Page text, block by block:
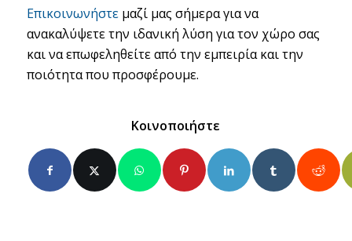
Επικοινωνήστεμαζί μας σήμερα για να
ανακαλύψετε την ιδανική λύση για τον χώρο σας
και να επωφεληθείτε από την εμπειρία και την
ποιότητα που προσφέρουμε.
Κοινοποιήστε